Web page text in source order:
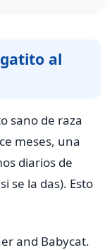
al
sano de raza
meses, una
diarios de
se la das). Esto
and Babycat.